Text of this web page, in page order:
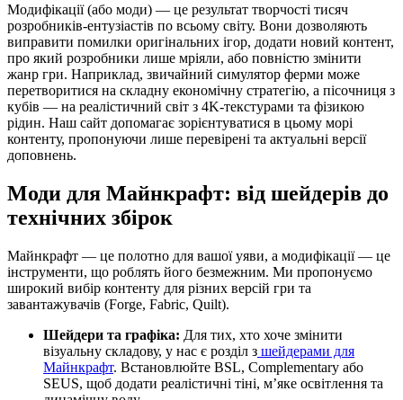
Модифікації (або моди) — це результат творчості тисяч
розробників-ентузіастів по всьому світу. Вони дозволяють
виправити помилки оригінальних ігор, додати новий контент,
про який розробники лише мріяли, або повністю змінити
жанр гри. Наприклад, звичайний симулятор ферми може
перетворитися на складну економічну стратегію, а пісочниця з
кубів — на реалістичний світ з 4K-текстурами та фізикою
рідин. Наш сайт допомагає зорієнтуватися в цьому морі
контенту, пропонуючи лише перевірені та актуальні версії
доповнень.
Моди для Майнкрафт: від шейдерів до
технічних збірок
Майнкрафт — це полотно для вашої уяви, а модифікації — це
інструменти, що роблять його безмежним. Ми пропонуємо
широкий вибір контенту для різних версій гри та
завантажувачів (Forge, Fabric, Quilt).
Шейдери та графіка: Для тих, хто хоче змінити
візуальну складову, у нас є розділ з шейдерами для
Майнкрафт. Встановлюйте BSL, Complementary або
SEUS, щоб додати реалістичні тіні, м’яке освітлення та